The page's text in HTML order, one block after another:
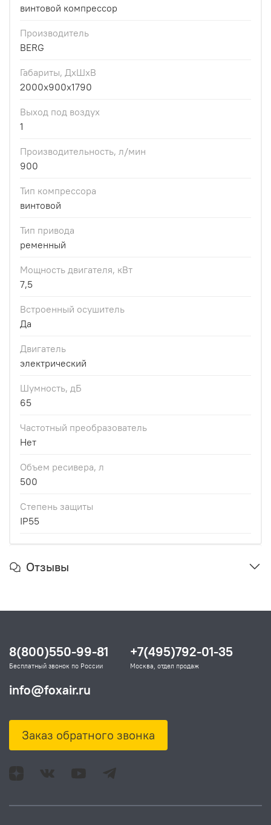
винтовой компрессор
Производитель
BERG
Габариты, ДхШхВ
2000х900х1790
Выход под воздух
1
Производительность, л/мин
900
Тип компрессора
винтовой
Тип привода
ременный
Мощность двигателя, кВт
7,5
Встроенный осушитель
Да
Двигатель
электрический
Шумность, дБ
65
Частотный преобразователь
Нет
Объем ресивера, л
500
Степень защиты
IP55
Отзывы
8(800)550-99-81
Бесплатный звонок по России
+7(495)792-01-35
Москва, отдел продаж
info@foxair.ru
Заказ обратного звонка